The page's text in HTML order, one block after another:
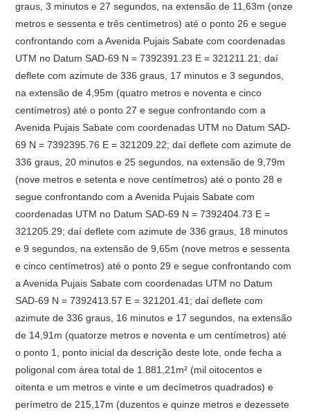
graus, 3 minutos e 27 segundos, na extensão de 11,63m (onze
metros e sessenta e três centímetros) até o ponto 26 e segue
confrontando com a Avenida Pujais Sabate com coordenadas
UTM no Datum SAD-69 N = 7392391.23 E = 321211.21; daí
deflete com azimute de 336 graus, 17 minutos e 3 segundos,
na extensão de 4,95m (quatro metros e noventa e cinco
centímetros) até o ponto 27 e segue confrontando com a
Avenida Pujais Sabate com coordenadas UTM no Datum SAD-
69 N = 7392395.76 E = 321209.22; daí deflete com azimute de
336 graus, 20 minutos e 25 segundos, na extensão de 9,79m
(nove metros e setenta e nove centímetros) até o ponto 28 e
segue confrontando com a Avenida Pujais Sabate com
coordenadas UTM no Datum SAD-69 N = 7392404.73 E =
321205.29; daí deflete com azimute de 336 graus, 18 minutos
e 9 segundos, na extensão de 9,65m (nove metros e sessenta
e cinco centímetros) até o ponto 29 e segue confrontando com
a Avenida Pujais Sabate com coordenadas UTM no Datum
SAD-69 N = 7392413.57 E = 321201.41; daí deflete com
azimute de 336 graus, 16 minutos e 17 segundos, na extensão
de 14,91m (quatorze metros e noventa e um centímetros) até
o ponto 1, ponto inicial da descrição deste lote, onde fecha a
poligonal com área total de 1.881,21m² (mil oitocentos e
oitenta e um metros e vinte e um decímetros quadrados) e
perímetro de 215,17m (duzentos e quinze metros e dezessete